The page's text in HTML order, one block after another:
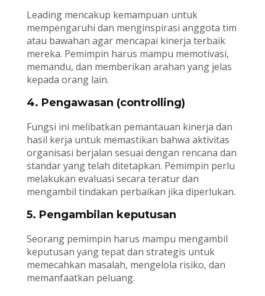
Leading mencakup kemampuan untuk
mempengaruhi dan menginspirasi anggota tim
atau bawahan agar mencapai kinerja terbaik
mereka. Pemimpin harus mampu memotivasi,
memandu, dan memberikan arahan yang jelas
kepada orang lain.
4. Pengawasan (controlling)
Fungsi ini melibatkan pemantauan kinerja dan
hasil kerja untuk memastikan bahwa aktivitas
organisasi berjalan sesuai dengan rencana dan
standar yang telah ditetapkan. Pemimpin perlu
melakukan evaluasi secara teratur dan
mengambil tindakan perbaikan jika diperlukan.
5. Pengambilan keputusan
Seorang pemimpin harus mampu mengambil
keputusan yang tepat dan strategis untuk
memecahkan masalah, mengelola risiko, dan
memanfaatkan peluang.